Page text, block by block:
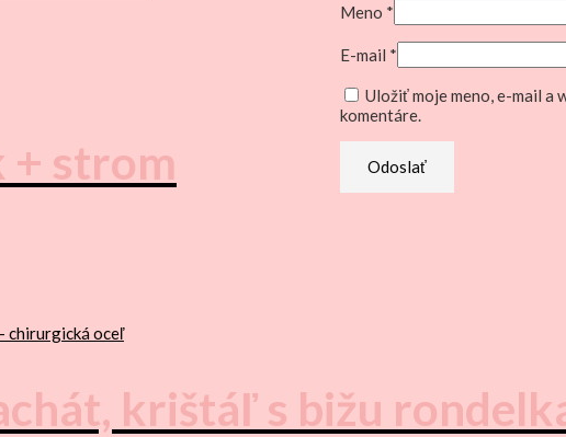
Meno *
E-mail *
Uložiť moje meno, e-mail a
komentáre.
+ strom
krištáľ s bižu